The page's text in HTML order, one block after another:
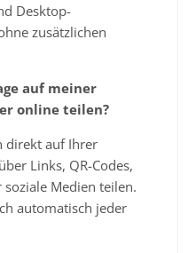
Desktop-
zusätzlichen
auf meiner
online teilen?
direkt auf Ihrer
Links, QR-Codes,
soziale Medien teilen.
automatisch jeder